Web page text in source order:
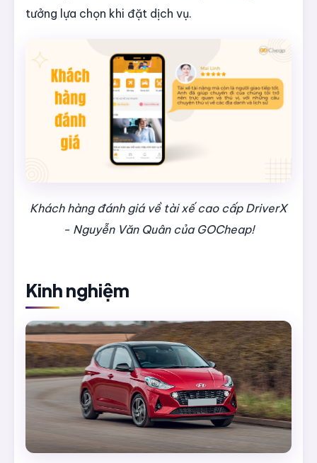
tưởng lựa chọn khi đặt dịch vụ.
Khách hàng đánh giá về tài xế cao cấp DriverX
- Nguyễn Văn Quân của GOCheap!
Kinh nghiệm